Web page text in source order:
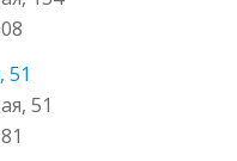
51
51